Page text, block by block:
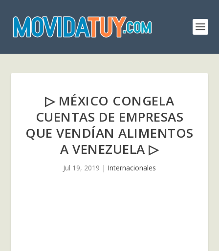
▷ MÉXICO CONGELA
CUENTAS DE EMPRESAS
QUE VENDÍAN ALIMENTOS
A VENEZUELA ▷
Jul 19, 2019 | Internacionales